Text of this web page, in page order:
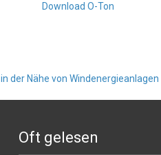
Download O-Ton
der Nähe von Windenergieanlagen
Oft gelesen